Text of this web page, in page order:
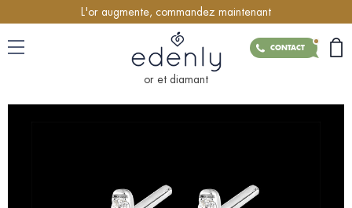
L'or augmente, commandez maintenant
CONTACT
or et diamant